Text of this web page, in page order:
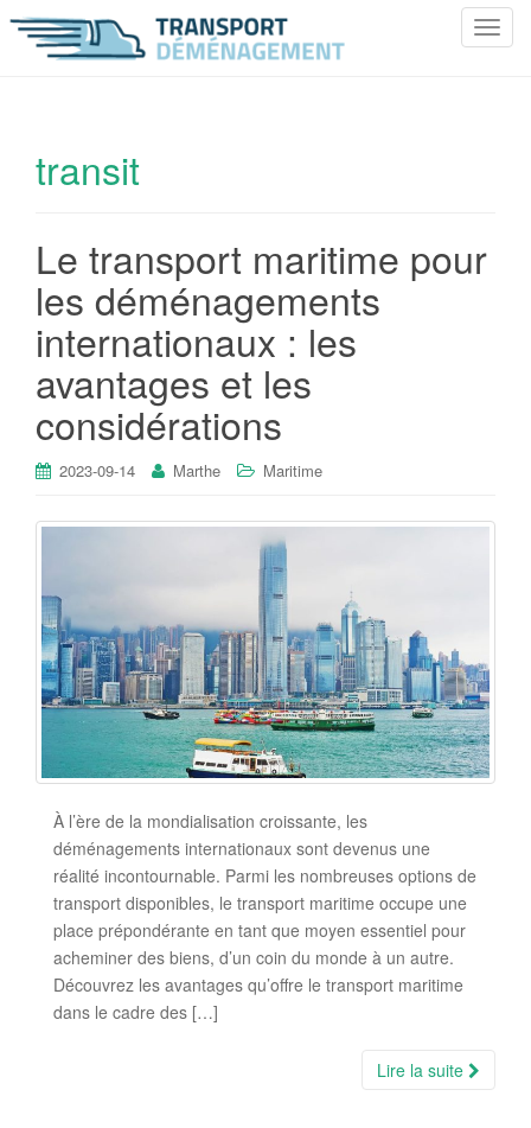
T
v
transit
Le transport maritime pour
les déménagements
internationaux : les
avantages et les
considérations
2023-09-14 Marthe Maritime
À l’ère de la mondialisation croissante, les
déménagements internationaux sont devenus une
réalité incontournable. Parmi les nombreuses options de
transport disponibles, le transport maritime occupe une
place prépondérante en tant que moyen essentiel pour
acheminer des biens, d’un coin du monde à un autre.
Découvrez les avantages qu’offre le transport maritime
dans le cadre des […]
Lire la suite